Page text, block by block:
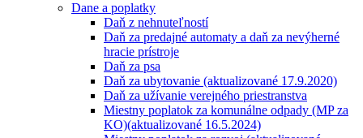
Dane a poplatky
Daň z nehnuteľností
Daň za predajné automaty a daň za nevýherné
hracie prístroje
Daň za psa
Daň za ubytovanie (aktualizované 17.9.2020)
Daň za užívanie verejného priestranstva
Miestny poplatok za komunálne odpady (MP za
KO)(aktualizované 16.5.2024)